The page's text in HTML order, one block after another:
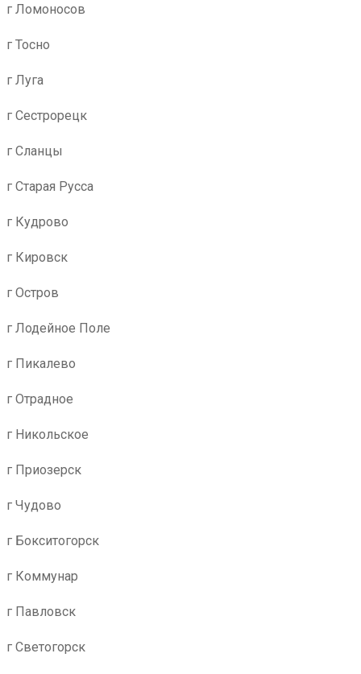
г Ломоносов
г Тосно
г Луга
г Сестрорецк
г Сланцы
г Старая Русса
г Кудрово
г Кировск
г Остров
г Лодейное Поле
г Пикалево
г Отрадное
г Никольское
г Приозерск
г Чудово
г Бокситогорск
г Коммунар
г Павловск
г Светогорск